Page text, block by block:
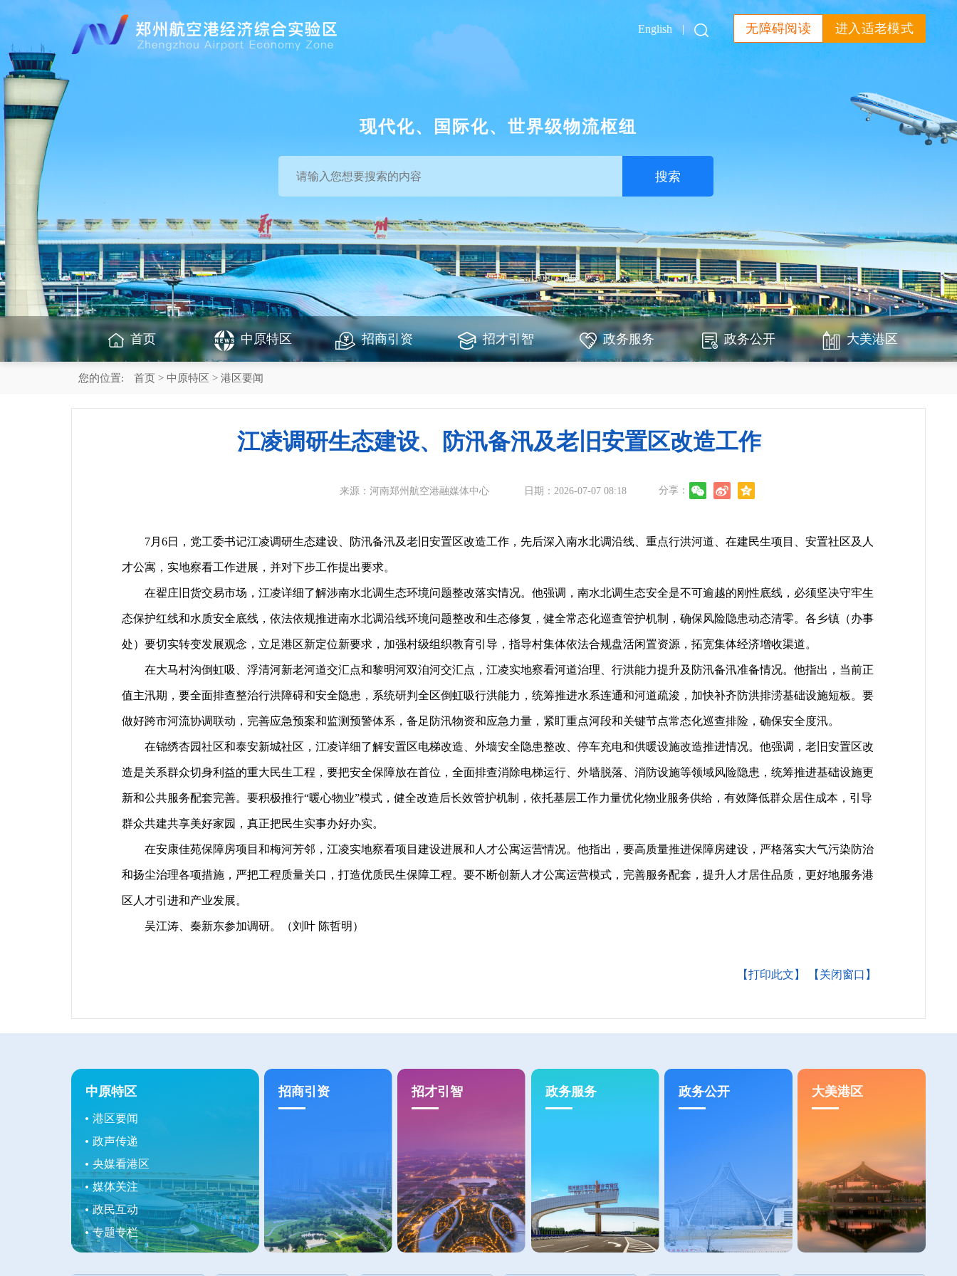
进入适老模式
无障碍阅读
English |
现代化、国际化、世界级物流枢纽
搜索
首页 中原特区 招商引资 招才引智 政务服务 政务公开 大美港区
您的位置: 首页 > 中原特区 > 港区要闻
江凌调研生态建设、防汛备汛及老旧安置区改造工作
来源：河南郑州航空港融媒体中心 日期：2026-07-07 08:18 分享：
7月6日，党工委书记江凌调研生态建设、防汛备汛及老旧安置区改造工作，先后深入南水北调沿线、重点行洪河道、在建民生项目、安置社区及人
才公寓，实地察看工作进展，并对下步工作提出要求。
在翟庄旧货交易市场，江凌详细了解涉南水北调生态环境问题整改落实情况。他强调，南水北调生态安全是不可逾越的刚性底线，必须坚决守牢生
态保护红线和水质安全底线，依法依规推进南水北调沿线环境问题整改和生态修复，健全常态化巡查管护机制，确保风险隐患动态清零。各乡镇（办事
处）要切实转变发展观念，立足港区新定位新要求，加强村级组织教育引导，指导村集体依法合规盘活闲置资源，拓宽集体经济增收渠道。
在大马村沟倒虹吸、浮清河新老河道交汇点和黎明河双洎河交汇点，江凌实地察看河道治理、行洪能力提升及防汛备汛准备情况。他指出，当前正
值主汛期，要全面排查整治行洪障碍和安全隐患，系统研判全区倒虹吸行洪能力，统筹推进水系连通和河道疏浚，加快补齐防洪排涝基础设施短板。要
做好跨市河流协调联动，完善应急预案和监测预警体系，备足防汛物资和应急力量，紧盯重点河段和关键节点常态化巡查排险，确保安全度汛。
在锦绣杏园社区和泰安新城社区，江凌详细了解安置区电梯改造、外墙安全隐患整改、停车充电和供暖设施改造推进情况。他强调，老旧安置区改
造是关系群众切身利益的重大民生工程，要把安全保障放在首位，全面排查消除电梯运行、外墙脱落、消防设施等领域风险隐患，统筹推进基础设施更
新和公共服务配套完善。要积极推行“暖心物业”模式，健全改造后长效管护机制，依托基层工作力量优化物业服务供给，有效降低群众居住成本，引导
群众共建共享美好家园，真正把民生实事办好办实。
在安康佳苑保障房项目和梅河芳邻，江凌实地察看项目建设进展和人才公寓运营情况。他指出，要高质量推进保障房建设，严格落实大气污染防治
和扬尘治理各项措施，严把工程质量关口，打造优质民生保障工程。要不断创新人才公寓运营模式，完善服务配套，提升人才居住品质，更好地服务港
区人才引进和产业发展。
吴江涛、秦新东参加调研。（刘叶 陈哲明）
【打印此文】 【关闭窗口】
中原特区
港区要闻
政声传递
央媒看港区
媒体关注
政民互动
专题专栏
招商引资 招才引智 政务服务 政务公开 大美港区